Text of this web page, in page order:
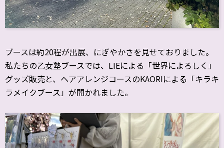
ブースは約20程が出展、にぎやかさを見せておりました。
私たちの乙女塾ブースでは、LIEによる「世界によろしく」
グッズ販売と、ヘアアレンジコースのKAORIによる「キラキ
ラメイクブース」が開かれました。